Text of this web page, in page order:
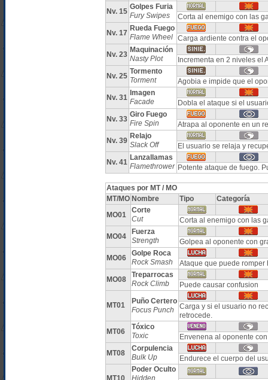
Nv. 15
Golpes Furia
Fury Swipes
Corta al enemigo con las
Nv. 17
Rueda Fuego
Flame Wheel
Carga ardiente contra el
Nv. 23
Maquinación
Nasty Plot
Incrementa en 2 niveles el
Nv. 25
Tormento
Torment
Agobia e impide que el
Nv. 31
Imagen
Facade
Dobla el ataque si el
Nv. 33
Giro Fuego
Fire Spin
Atrapa al oponente en un
Nv. 39
Relajo
Slack Off
El usuario se relaja y
Nv. 41
Lanzallamas
Flamethrower Potente ataque de fuego.
Ataques por MT / MO
MT/MO Nombre Tipo
Categoría
MO01
Corte
Cut
Corta al enemigo con las
MO04
Fuerza
Strength
Golpea al oponente con
MO06
Golpe Roca
Rock Smash
Ataque que puede romper
MO08
Treparrocas
Rock Climb
Puede causar confusion
MT01
Puño Certero
Focus Punch
Carga y si el usuario no
retrocede.
MT06
Tóxico
Toxic
Envenena al oponente
MT08
Corpulencia
Bulk Up
Endurece el cuerpo del
MT10
Poder Oculto
Hidden